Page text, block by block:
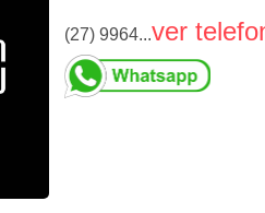
(27) 9964...ver